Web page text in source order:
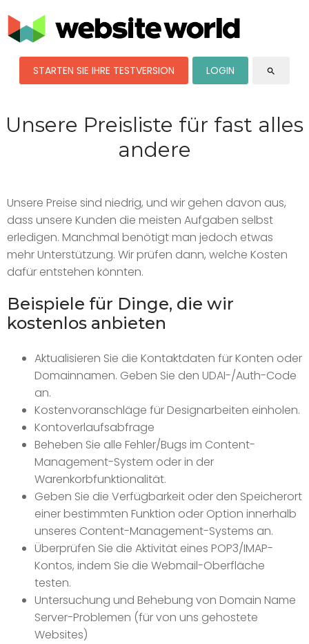
STARTEN SIE IHRE TESTVERSION LOGIN search
Unsere Preisliste für fast alles
andere
Unsere Preise sind niedrig, und wir gehen davon aus,
dass unsere Kunden die meisten Aufgaben selbst
erledigen. Manchmal benötigt man jedoch etwas
mehr Unterstützung. Wir prüfen dann, welche Kosten
dafür entstehen könnten.
Beispiele für Dinge, die wir
kostenlos anbieten
Aktualisieren Sie die Kontaktdaten für Konten oder
Domainnamen. Geben Sie den UDAI-/Auth-Code
an.
Kostenvoranschläge für Designarbeiten einholen.
Kontoverlaufsabfrage
Beheben Sie alle Fehler/Bugs im Content-
Management-System oder in der
Warenkorbfunktionalität.
Geben Sie die Verfügbarkeit oder den Speicherort
einer bestimmten Funktion oder Option innerhalb
unseres Content-Management-Systems an.
Überprüfen Sie die Aktivität eines POP3/IMAP-
Kontos, indem Sie die Webmail-Oberfläche
testen.
Untersuchung und Behebung von Domain Name
Server-Problemen (für von uns gehostete
Websites)